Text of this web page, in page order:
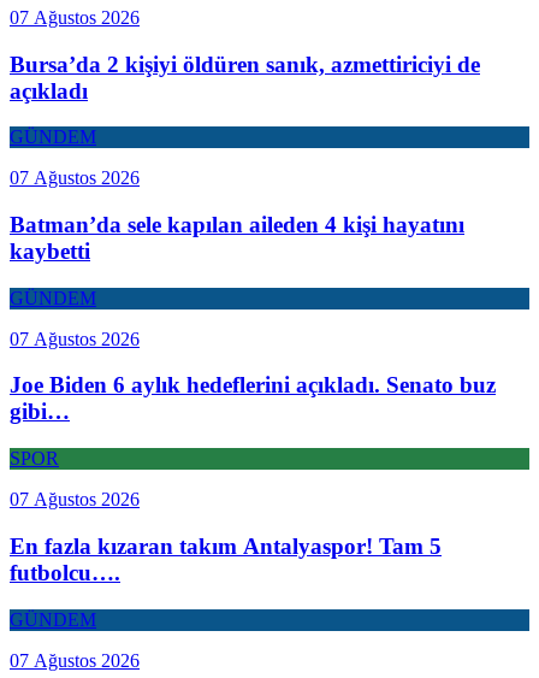
07 Ağustos 2026
Bursa’da 2 kişiyi öldüren sanık, azmettiriciyi de
açıkladı
GÜNDEM
07 Ağustos 2026
Batman’da sele kapılan aileden 4 kişi hayatını
kaybetti
GÜNDEM
07 Ağustos 2026
Joe Biden 6 aylık hedeflerini açıkladı. Senato buz
gibi…
SPOR
07 Ağustos 2026
En fazla kızaran takım Antalyaspor! Tam 5
futbolcu….
GÜNDEM
07 Ağustos 2026